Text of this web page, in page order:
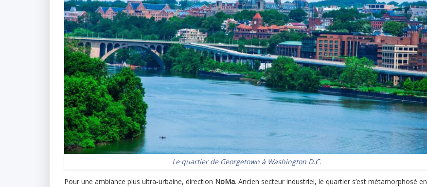
Le quartier de Georgetown à Washington D.C.
Pour une ambiance plus ultra‑urbaine, direction NoMa. Ancien secteur industriel, le quartier s’est métamorphosé en